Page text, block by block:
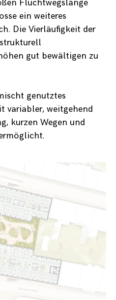
Fluchtwegslänge
ein weiteres
Die Vierläufigkeit der
gut bewältigen zu
genutztes
variabler, weitgehend
kurzen Wegen und